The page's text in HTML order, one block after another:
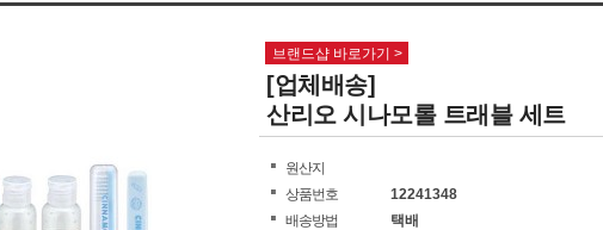
브랜드샵 바로가기 >
[업체배송]
산리오 시나모롤 트래블 세트
원산지
상품번호
12241348
배송방법
택배